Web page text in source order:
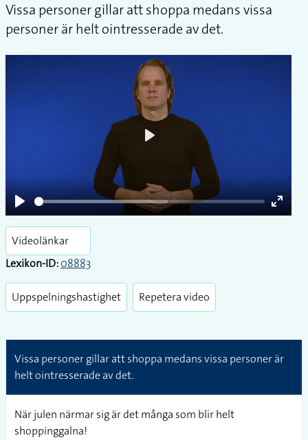
Vissa personer gillar att shoppa medans vissa
personer är helt ointresserade av det.
Play
Enter
Videolänkar
Lexikon-ID:08883
Uppspelningshastighet Repetera video
Vissa personer gillar att shoppa medans vissa personer är
helt ointresserade av det.
När julen närmar sig är det många som blir helt
shoppinggalna!